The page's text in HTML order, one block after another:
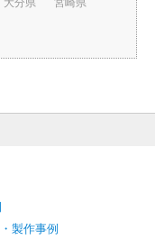
大分県
宮崎県
製作事例